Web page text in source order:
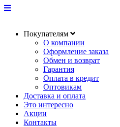
Покупателям
О компании
Оформление заказа
Обмен и возврат
Гарантия
Оплата в кредит
Оптовикам
Доставка и оплата
Это интересно
Акции
Контакты